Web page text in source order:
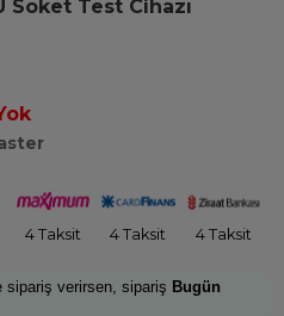
Soket Test Cihazı
4 Taksit 4 Taksit 4 Taksit
sipariş verirsen, sipariş Bugün